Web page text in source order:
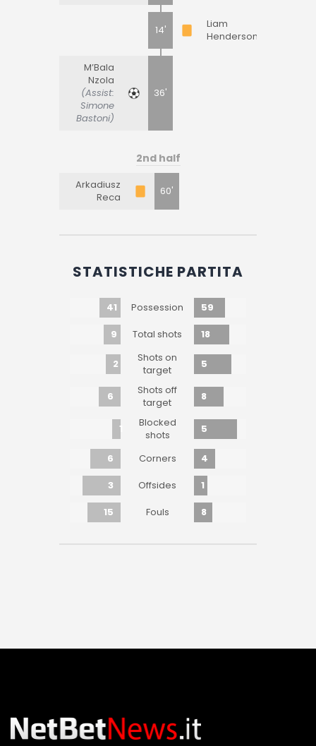
14'
Liam
Henderson
M’Bala
Nzola
(Assist:
Simone
Bastoni)
36'
2nd half
Arkadiusz
Reca
60'
STATISTICHE PARTITA
41 Possession
59
9
Total shots 18
2
Shots on
target
5
6
Shots off
target
8
1
Blocked
shots
5
6 Corners
4
3
Offsides
1
15
Fouls 8